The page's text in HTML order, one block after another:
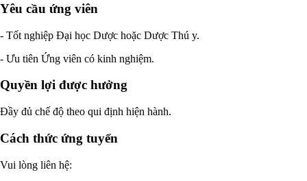
Yêu cầu ứng viên
- Tốt nghiệp Đại học Dược hoặc Dược Thú y.
- Ưu tiên Ứng viên có kinh nghiệm.
Quyền lợi được hưởng
Đầy đủ chế độ theo qui định hiện hành.
Cách thức ứng tuyển
Vui lòng liên hệ: